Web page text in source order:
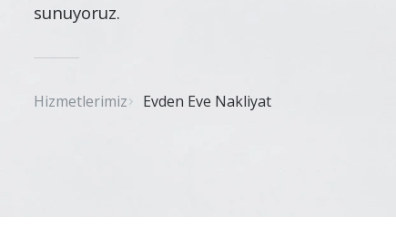
sunuyoruz.
Hizmetlerimiz Evden Eve Nakliyat